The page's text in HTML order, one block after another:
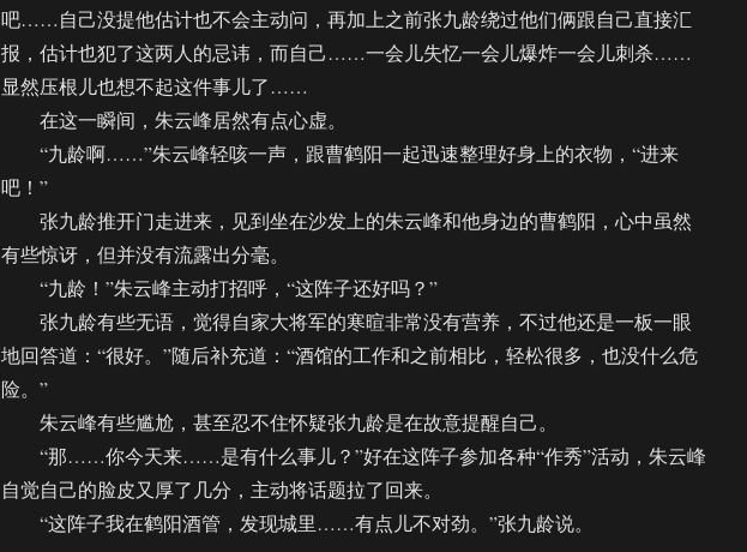
吧……自己没提他估计也不会主动问，再加上之前张九龄绕过他们俩跟自己直接汇
报，估计也犯了这两人的忌讳，而自己……一会儿失忆一会儿爆炸一会儿刺杀……
显然压根儿也想不起这件事儿了……
在这一瞬间，朱云峰居然有点心虚。
“九龄啊……”朱云峰轻咳一声，跟曹鹤阳一起迅速整理好身上的衣物，“进来
吧！”
张九龄推开门走进来，见到坐在沙发上的朱云峰和他身边的曹鹤阳，心中虽然
有些惊讶，但并没有流露出分毫。
“九龄！”朱云峰主动打招呼，“这阵子还好吗？”
张九龄有些无语，觉得自家大将军的寒暄非常没有营养，不过他还是一板一眼
地回答道：“很好。”随后补充道：“酒馆的工作和之前相比，轻松很多，也没什么危
险。”
朱云峰有些尴尬，甚至忍不住怀疑张九龄是在故意提醒自己。
“那……你今天来……是有什么事儿？”好在这阵子参加各种“作秀”活动，朱云峰
自觉自己的脸皮又厚了几分，主动将话题拉了回来。
“这阵子我在鹤阳酒管，发现城里……有点儿不对劲。”张九龄说。